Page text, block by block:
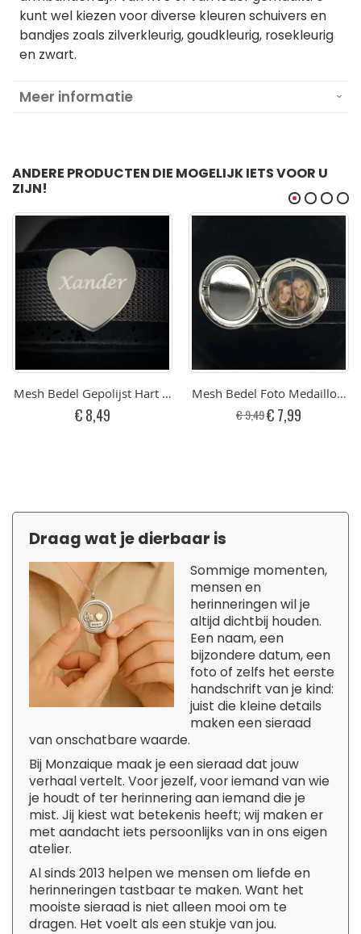
kunt wel kiezen voor diverse kleuren schuivers en
bandjes zoals zilverkleurig, goudkleurig, rosekleurig
en zwart.
Meer informatie
ANDERE PRODUCTEN DIE MOGELIJK IETS VOOR U
ZIJN!
Mesh Bedel Gepolijst Hart Met Gravure Graveren RVS
€ 8,49
Mesh Bedel Foto Medaillon
€ 9,49Speciale
prijs
€ 7,99
Draag wat je dierbaar is
Sommige momenten,
mensen en
herinneringen wil je
altijd dichtbij houden.
Een naam, een
bijzondere datum, een
foto of zelfs het eerste
handschrift van je kind:
juist die kleine details
maken een sieraad
van onschatbare waarde.
Bij Monzaique maak je een sieraad dat jouw
verhaal vertelt. Voor jezelf, voor iemand van wie
je houdt of ter herinnering aan iemand die je
mist. Jij kiest wat betekenis heeft; wij maken er
met aandacht iets persoonlijks van in ons eigen
atelier.
Al sinds 2013 helpen we mensen om liefde en
herinneringen tastbaar te maken. Want het
mooiste sieraad is niet alleen mooi om te
dragen. Het voelt als een stukje van jou.